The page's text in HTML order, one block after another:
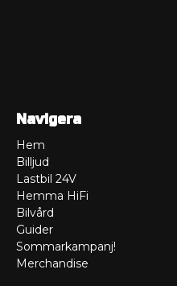
Navigera
Hem
Billjud
Lastbil 24V
Hemma HiFi
Bilvård
Guider
Sommarkampanj!
Merchandise